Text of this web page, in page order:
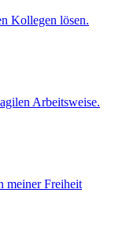
Kollegen lösen.
Arbeitsweise.
meiner Freiheit